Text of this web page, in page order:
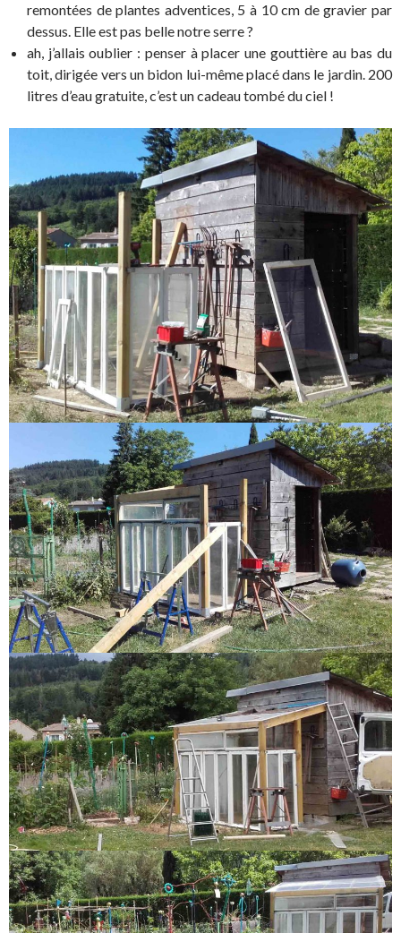
remontées de plantes adventices, 5 à 10 cm de gravier par
dessus. Elle est pas belle notre serre ?
ah, j’allais oublier : penser à placer une gouttière au bas du
toit, dirigée vers un bidon lui-même placé dans le jardin. 200
litres d’eau gratuite, c’est un cadeau tombé du ciel !